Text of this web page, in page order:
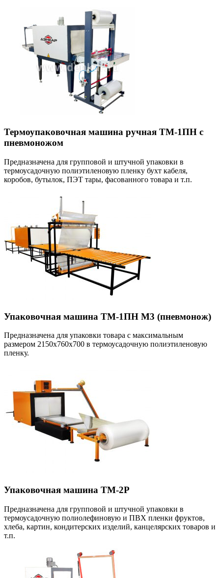
Термоупаковочная машина ручная ТМ-1ПН с
пневмоножом
Предназначена для групповой и штучной упаковки в
термоусадочную полиэтиленовую пленку бухт кабеля,
коробов, бутылок, ПЭТ тары, фасованного товара и т.п.
Упаковочная машина ТМ-1ПН М3 (пневмонож)
Предназначена для упаковки товара с максимальным
размером 2150х760х700 в термоусадочную полиэтиленовую
пленку.
Упаковочная машина ТМ-2Р
Предназначена для групповой и штучной упаковки в
термоусадочную полиолефиновую и ПВХ пленки фруктов,
хлеба, картин, кондитерских изделий, канцелярских товаров и
т.п.